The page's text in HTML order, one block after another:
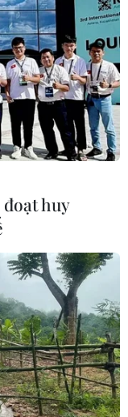
16/1 trên sân
buộc phải
3-3 trở lên mới
Chờ hồi kết
huy